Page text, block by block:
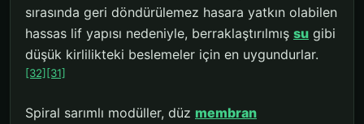
sırasında geri döndürülemez hasara yatkın olabilen
hassas lif yapısı nedeniyle, berraklaştırılmış su gibi
düşük kirlilikteki beslemeler için en uygundurlar.
[32][31]
Spiral sarımlı modüller, düz membran